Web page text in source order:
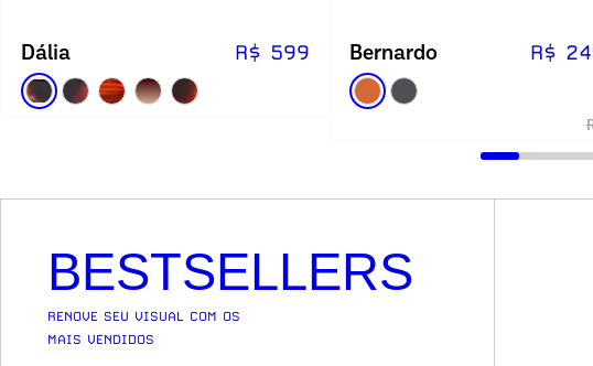
Dália R$ 599 Bernardo R$
BESTSELLERS
RENOVE SEU VISUAL COM OS
MAIS VENDIDOS